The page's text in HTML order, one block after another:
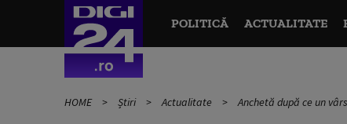
POLITICĂ ACTUALITATE
HOME Știri Actualitate Anchetă după ce un